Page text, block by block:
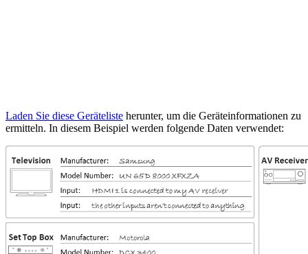
Laden Sie diese Geräteliste herunter, um die Geräteinformationen zu
ermitteln. In diesem Beispiel werden folgende Daten verwendet: